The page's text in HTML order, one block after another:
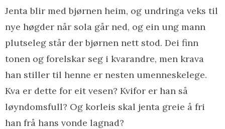
Jenta blir med bjørnen heim, og undringa veks til
nye høgder når sola går ned, og ein ung mann
plutseleg står der bjørnen nett stod. Dei finn
tonen og forelskar seg i kvarandre, men krava
han stiller til henne er nesten umenneskelege.
Kva er dette for eit vesen? Kvifor er han så
løyndomsfull? Og korleis skal jenta greie å fri
han frå hans vonde lagnad?